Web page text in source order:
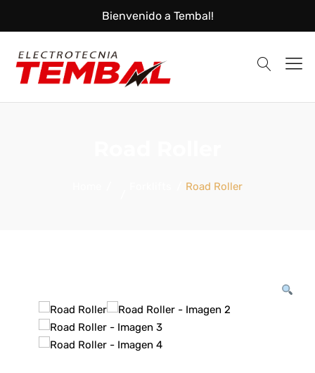
Bienvenido a Tembal!
Mantenimiento
Road Roller